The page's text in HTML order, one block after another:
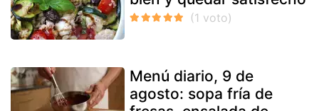
Menú diario, 9 de
agosto: sopa fría de